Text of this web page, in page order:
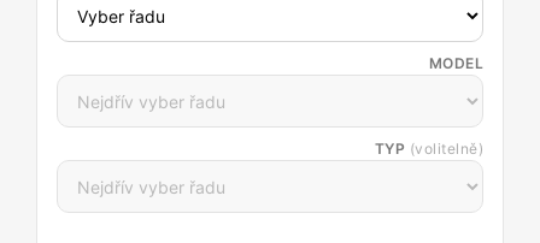
MODEL
TYP (volitelně)